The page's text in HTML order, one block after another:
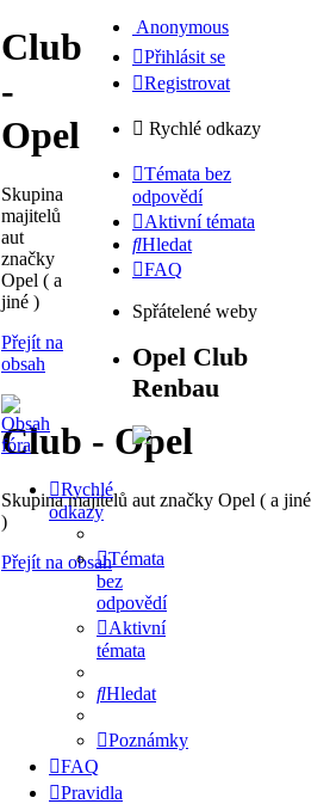
Club
-
Opel
Skupina
majitelů
aut
značky
Opel ( a
jiné )
Přejít na
obsah
Club - Opel
Skupina majitelů aut značky Opel ( a jiné
)
Přejít na obsah
Rychlé
odkazy
Témata
bez
odpovědí
Aktivní
témata
Hledat
Poznámky
FAQ
Pravidla
Anonymous
Přihlásit se
Registrovat
Rychlé odkazy
Témata bez
odpovědí
Aktivní témata
Hledat
FAQ
Spřátelené weby
Opel Club
Renbau